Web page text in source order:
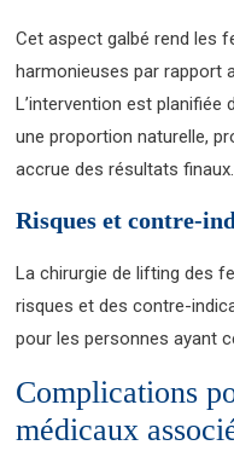
Cet aspect galbé rend les
harmonieuses par rapport
L’intervention est planifiée
une proportion naturelle,
accrue des résultats finaux.
Risques et contre-
La chirurgie de lifting des
risques et des contre-
pour les personnes ayant
Complications
médicaux